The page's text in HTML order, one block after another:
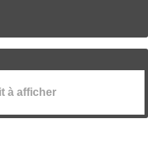
à afficher